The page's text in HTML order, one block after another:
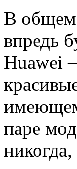
В
впредь
Huawei
паре